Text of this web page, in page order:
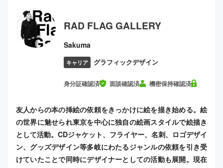
RAD FLAG GALLERY
Sakuma
キャリア グラフィックデザイン
身分証確認済 面談確認済 機密保持確認済
友人からの本の挿絵の依頼をきっかけに絵を描き始める。絵
の世界に魅せられ東京を中心に独自の絵画スタイルで絵描き
として活動。CDジャケット、フライヤー、名刺、ロゴデザイ
ン、グッズデザイン等多岐にわたるジャンルの依頼を引き受
けていたことで同時にデザイナーとしての活動も展開。現在